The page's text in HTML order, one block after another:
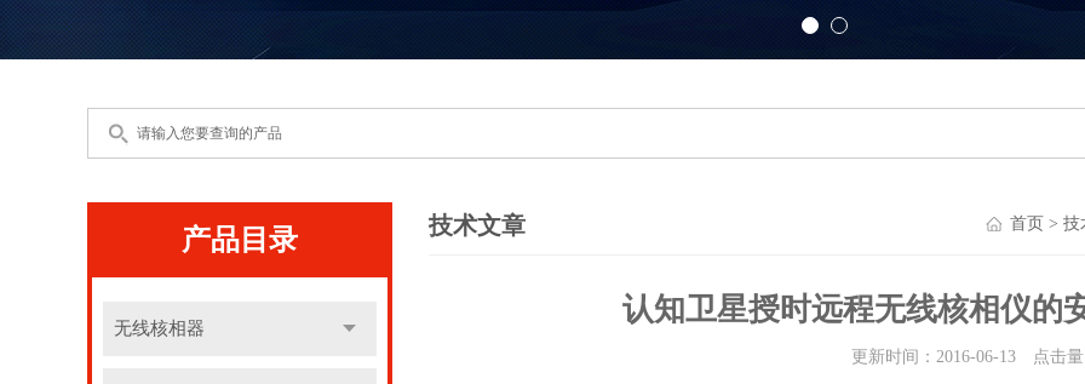
产品目录
无线核相器
技术文章 首页 > 技
认知卫星授时远程无线核相仪的
更新时间：2016-06-13 点击量